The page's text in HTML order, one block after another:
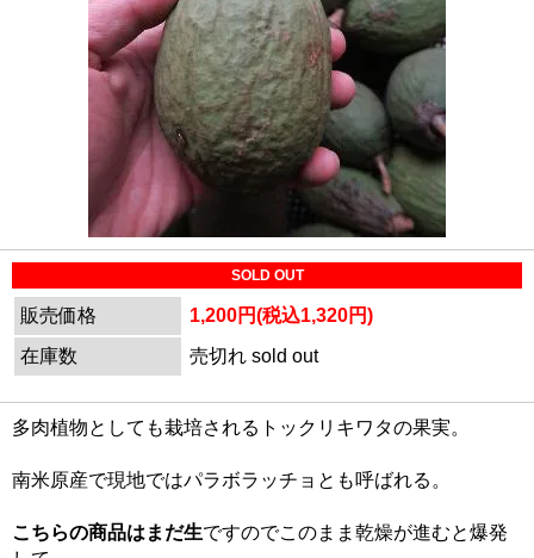
SOLD OUT
販売価格
1,200円(税込1,320円)
在庫数
売切れ sold out
多肉植物としても栽培されるトックリキワタの果実。
南米原産で現地ではパラボラッチョとも呼ばれる。
こちらの商品はまだ生ですのでこのまま乾燥が進むと爆発